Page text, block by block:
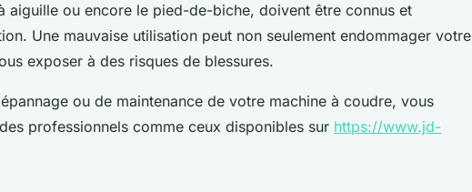
aiguille ou encore le pied-de-biche, doivent être connus et
Une mauvaise utilisation peut non seulement endommager votre
exposer à des risques de blessures.
ou de maintenance de votre machine à coudre, vous
professionnels comme ceux disponibles sur https://www.jd-